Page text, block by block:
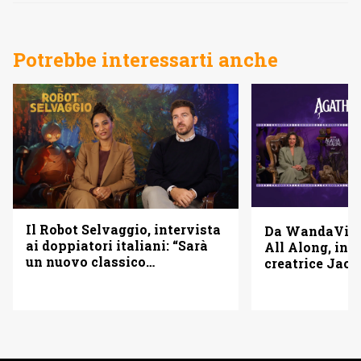
Potrebbe interessarti anche
Il Robot Selvaggio, intervista
ai doppiatori italiani: “Sarà
un nuovo classico
Da
All Along,
creatrice Jac